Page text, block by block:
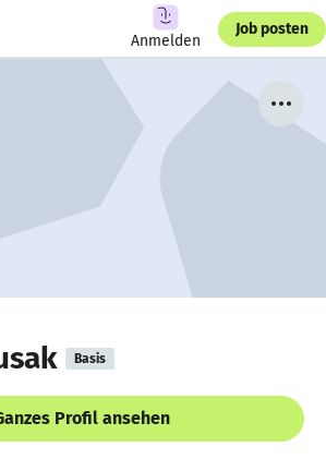
Anmelden
Job posten
Basis
Profil ansehen